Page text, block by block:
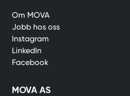
Om MOVA
Jobb hos oss
Instagram
LinkedIn
Facebook
MOVA AS